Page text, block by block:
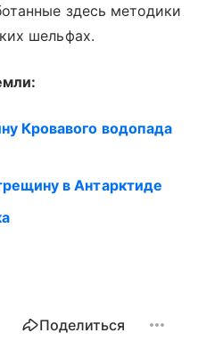
здесь методики
шельфах.
Кровавого водопада
в Антарктиде
Поделиться